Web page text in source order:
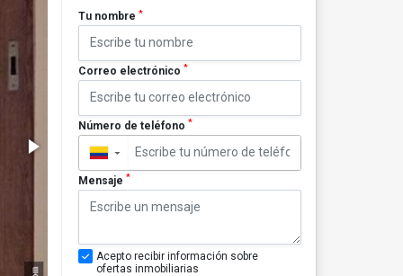
Tu nombre *
Correo electrónico *
Número de teléfono *
▼
Mensaje *
Acepto recibir información sobre
ofertas inmobiliarias